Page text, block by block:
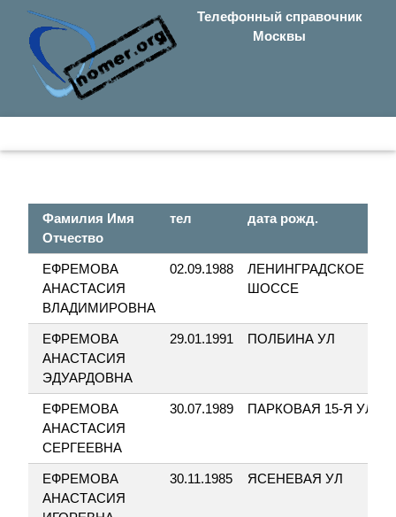
Телефонный справочник
Москвы
Фамилия Имя
Отчество
тел дата рожд.
ЕФРЕМОВА
АНАСТАСИЯ
ВЛАДИМИРОВНА
02.09.1988
ЛЕНИНГРАДСКОЕ
ШОССЕ
ЕФРЕМОВА
АНАСТАСИЯ
ЭДУАРДОВНА
29.01.1991 ПОЛБИНА УЛ
ЕФРЕМОВА
АНАСТАСИЯ
СЕРГЕЕВНА
30.07.1989 ПАРКОВАЯ 15-Я УЛ
ЕФРЕМОВА
АНАСТАСИЯ
30.11.1985 ЯСЕНЕВАЯ УЛ